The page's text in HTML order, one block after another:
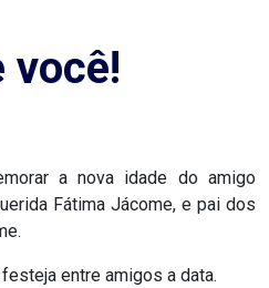
você!
a nova idade do amigo
Fátima Jácome, e pai dos
entre amigos a data.